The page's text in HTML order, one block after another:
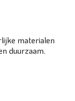
materialen
duurzaam.